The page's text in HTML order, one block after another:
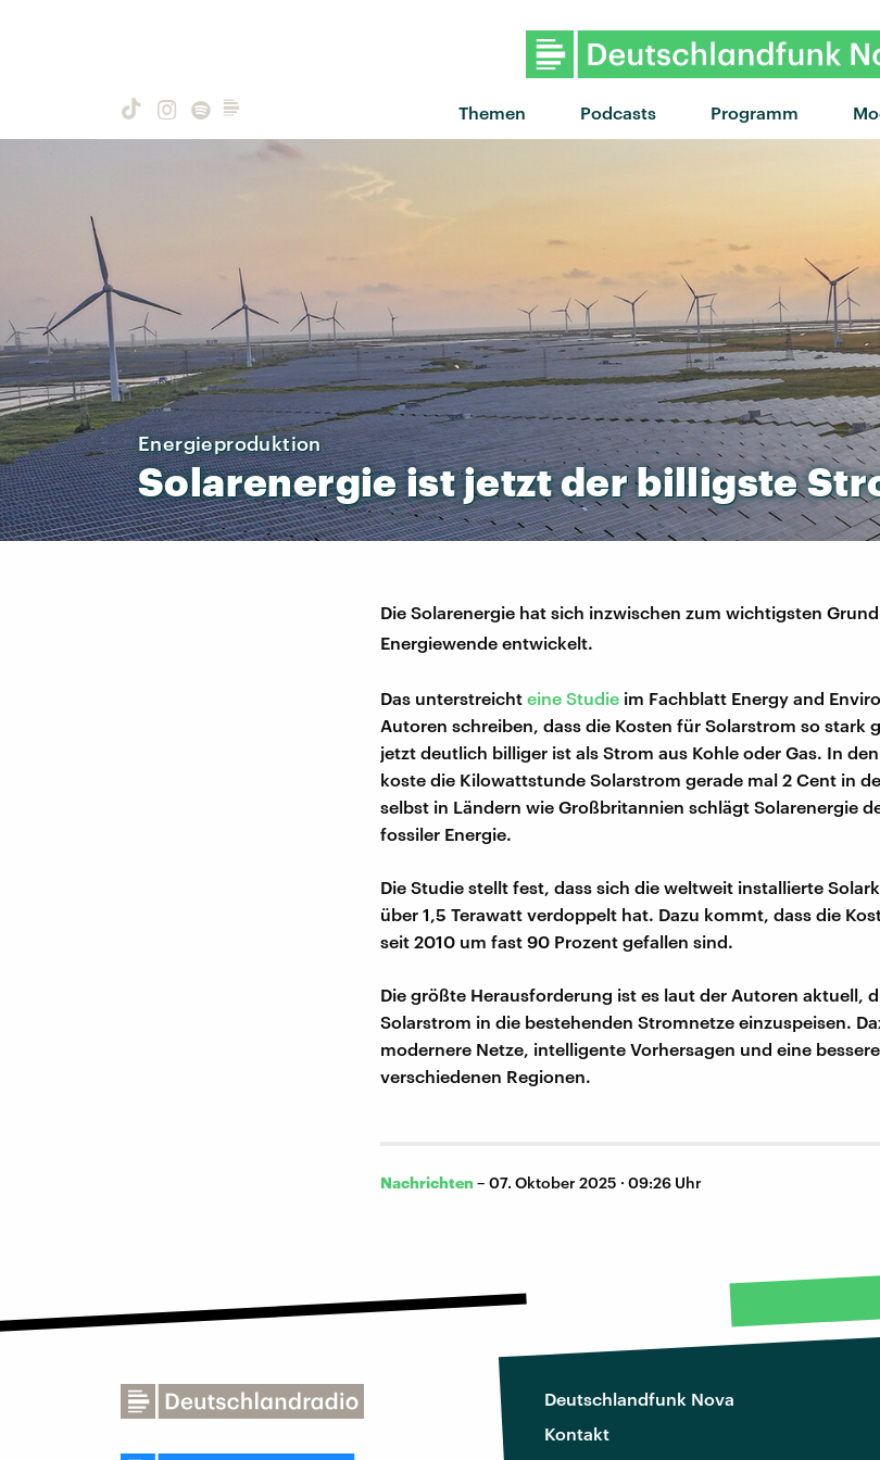
Themen Podcasts Programm
Energieproduktion
Solarenergieistjetztderbilligste
Die Solarenergie hat sich inzwischen zum wichtigsten
Energiewende entwickelt.
Das unterstreicht eine Studie im Fachblatt Energy and
Autoren schreiben, dass die Kosten für Solarstrom so stark
jetzt deutlich billiger ist als Strom aus Kohle oder Gas. In
koste die Kilowattstunde Solarstrom gerade mal 2 Cent in
selbst in Ländern wie Großbritannien schlägt Solarenergie
fossiler Energie.
Die Studie stellt fest, dass sich die weltweit installierte
über 1,5 Terawatt verdoppelt hat. Dazu kommt, dass die
seit 2010 um fast 90 Prozent gefallen sind.
Die größte Herausforderung ist es laut der Autoren aktuell,
Solarstrom in die bestehenden Stromnetze einzuspeisen.
modernere Netze, intelligente Vorhersagen und eine
verschiedenen Regionen.
Nachrichten – 07. Oktober 2025 · 09:26 Uhr
Deutschlandfunk Nova
Kontakt